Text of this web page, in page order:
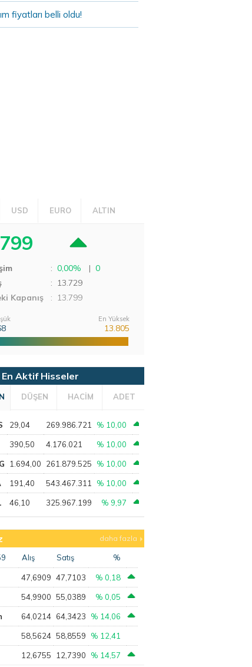
fiyatları belli oldu!
USD EURO ALTIN
: 0,00% | 0
: 13.729
Kapanış
: 13.799
En Yüksek
13.805
En Aktif Hisseler
DÜŞEN HACİM ADET
29,04 269.986.721 % 10,00
390,50 4.176.021 % 10,00
1.694,00 261.879.525 % 10,00
191,40 543.467.311 % 10,00
46,10 325.967.199 % 9,97
daha fazla
Alış Satış %
47,6909 47,7103 % 0,18
54,9900 55,0389 % 0,05
64,0214 64,3423 % 14,06
58,5624 58,8559 % 12,41
12,6755 12,7390 % 14,57